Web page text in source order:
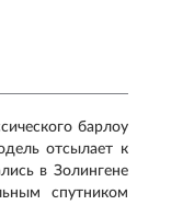
барлоу
отсылает к
в Золингене
спутником